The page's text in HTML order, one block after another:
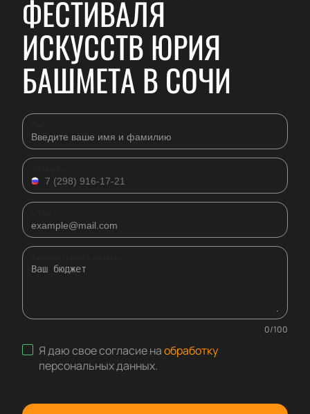
ФЕСТИВАЛЯ
ИСКУССТВ ЮРИЯ
БАШМЕТА В СОЧИ
0/100
Я даю свое согласие наобработку
персональных данных.